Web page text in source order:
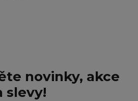
novinky, akce
slevy!